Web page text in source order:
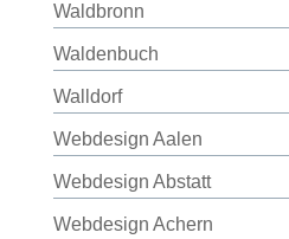
Waldbronn
Waldenbuch
Walldorf
Webdesign Aalen
Webdesign Abstatt
Webdesign Achern